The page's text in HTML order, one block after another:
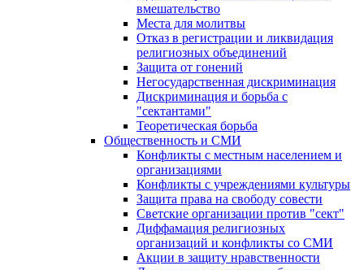
вмешательство
Места для молитвы
Отказ в регистрации и ликвидация
религиозных объединений
Защита от гонений
Негосударственная дискриминация
Дискриминация и борьба с
"сектантами"
Теоретическая борьба
Общественность и СМИ
Конфликты с местным населением и
организациями
Конфликты с учреждениями культуры
Защита права на свободу совести
Светские организации против "сект"
Диффамация религиозных
организаций и конфликты со СМИ
Акции в защиту нравственности